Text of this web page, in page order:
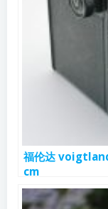
福伦达
cm